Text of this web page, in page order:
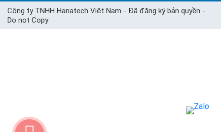
Công ty TNHH Hanatech Việt Nam - Đã đăng ký bản quyền -
Do not Copy